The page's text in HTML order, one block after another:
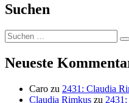
Suchen
Suchen
nach:
Neueste
Caro zu 2431: Claudia
Claudia Rimkus zu